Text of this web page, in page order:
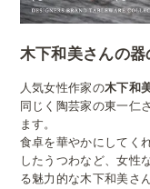
木下和美さんの器
人気女性作家の木下和
同じく陶芸家の東一仁
ます。
食卓を華やかにしてく
したうつわなど、女性
る魅力的な木下和美さ